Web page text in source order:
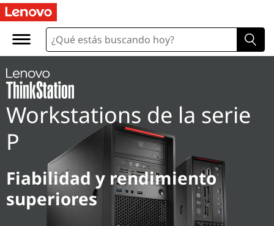
Workstations de la serie
P
Fiabilidad y rendimiento
superiores